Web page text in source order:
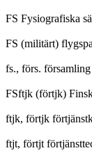
FS Fysiografiska
FS (militärt)
fs., förs. församling
FSftjk (förtjk)
ftjk, förtjk
ftjt, förtjt